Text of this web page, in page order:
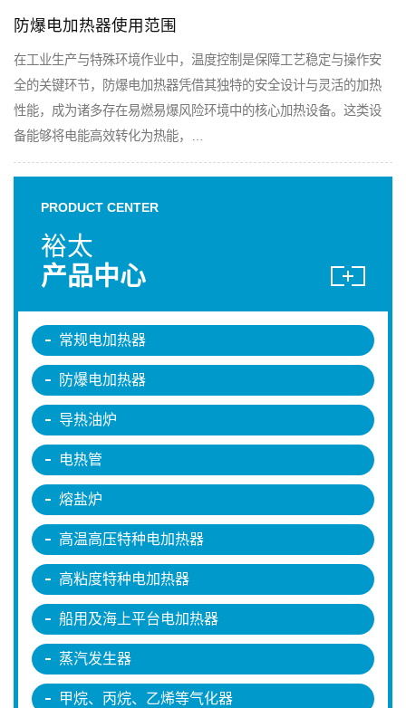
防爆电加热器使用范围
在工业生产与特殊环境作业中，温度控制是保障工艺稳定与操作安
全的关键环节，防爆电加热器凭借其独特的安全设计与灵活的加热
性能，成为诸多存在易燃易爆风险环境中的核心加热设备。这类设
备能够将电能高效转化为热能，…
PRODUCT CENTER
裕太
产品中心
常规电加热器
防爆电加热器
导热油炉
电热管
熔盐炉
高温高压特种电加热器
高粘度特种电加热器
船用及海上平台电加热器
蒸汽发生器
甲烷、丙烷、乙烯等气化器